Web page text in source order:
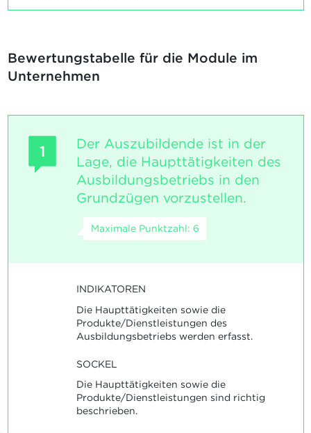
Bewertungstabelle für die Module im
Unternehmen
1
Der Auszubildende ist in der
Lage, die Haupttätigkeiten des
Ausbildungsbetriebs in den
Grundzügen vorzustellen.
Maximale Punktzahl: 6
INDIKATOREN
Die Haupttätigkeiten sowie die
Produkte/Dienstleistungen des
Ausbildungsbetriebs werden erfasst.
SOCKEL
Die Haupttätigkeiten sowie die
Produkte/Dienstleistungen sind richtig
beschrieben.